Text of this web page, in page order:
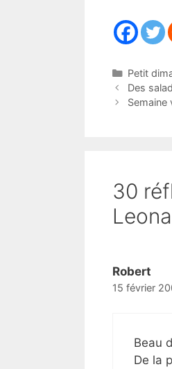
Petit
Des
Semaine
30
Robert
15 février
Beau
De la